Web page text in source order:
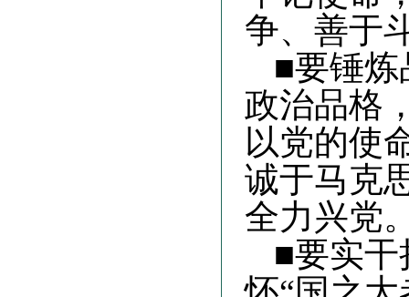
争、善于
■要锤炼
政治品格
以党的使
诚于马克
全力兴党
■要实干